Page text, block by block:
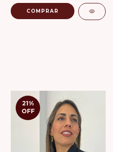
COMPRAR
21%
OFF